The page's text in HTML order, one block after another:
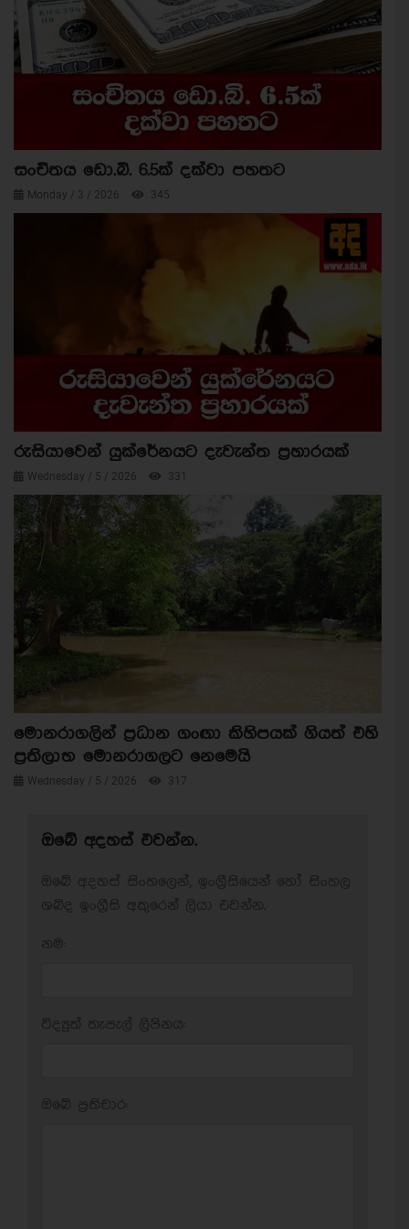
සංචිතය ඩො.බි. 6.5ක් දක්වා පහතට
Monday / 3 / 2026 345
රුසියාවෙන් යුක්රේනයට දැවැන්ත ප්‍රහාරයක්
Wednesday / 5 / 2026 331
මොනරාගලින් ප්‍රධාන ගංඟා කිහිපයක් ගියත් එහි
ප්‍රතිලාභ මොනරාගලට නෙමෙයි
Wednesday / 5 / 2026 317
ඔබේ අදහස් එවන්න.